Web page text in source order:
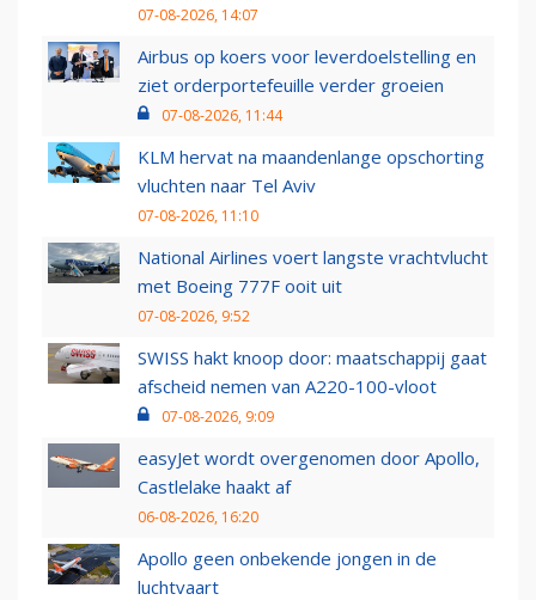
07-08-2026, 14:07
Airbus op koers voor leverdoelstelling en
ziet orderportefeuille verder groeien
07-08-2026, 11:44
KLM hervat na maandenlange opschorting
vluchten naar Tel Aviv
07-08-2026, 11:10
National Airlines voert langste vrachtvlucht
met Boeing 777F ooit uit
07-08-2026, 9:52
SWISS hakt knoop door: maatschappij gaat
afscheid nemen van A220-100-vloot
07-08-2026, 9:09
easyJet wordt overgenomen door Apollo,
Castlelake haakt af
06-08-2026, 16:20
Apollo geen onbekende jongen in de
luchtvaart